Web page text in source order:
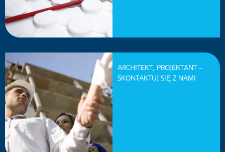
ARCHITEKT, PROJEKTANT -
SKONTAKTUJ SIĘ Z NAMI